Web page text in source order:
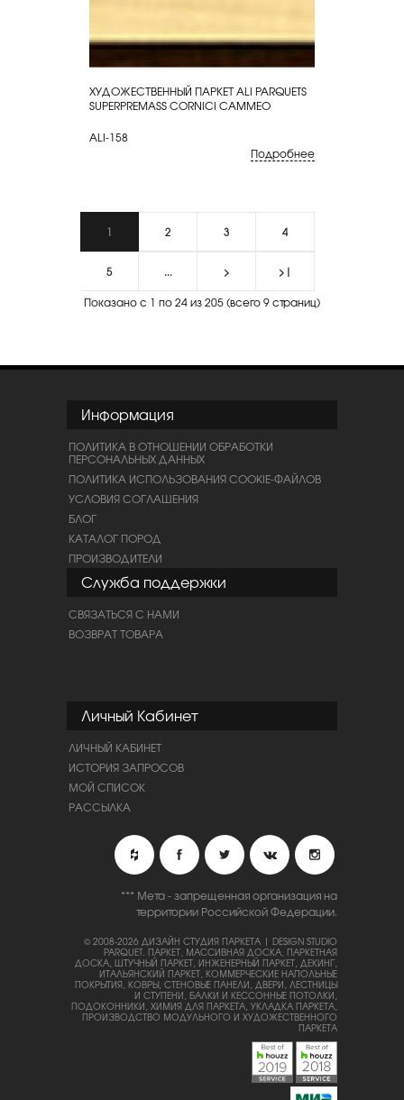
КУПИТЬ
ХУДОЖЕСТВЕННЫЙ ПАРКЕТ ALI PARQUETS
SUPERPREMASS CORNICI CAMMEO
ALI-158
Подробнее
1 2 3 4
5 ... > >|
Показано с 1 по 24 из 205 (всего 9 страниц)
Информация
ПОЛИТИКА В ОТНОШЕНИИ ОБРАБОТКИ
ПЕРСОНАЛЬНЫХ ДАННЫХ
ПОЛИТИКА ИСПОЛЬЗОВАНИЯ COOKIE-ФАЙЛОВ
УСЛОВИЯ СОГЛАШЕНИЯ
БЛОГ
КАТАЛОГ ПОРОД
ПРОИЗВОДИТЕЛИ
Служба поддержки
СВЯЗАТЬСЯ С НАМИ
ВОЗВРАТ ТОВАРА
Личный Кабинет
ЛИЧНЫЙ КАБИНЕТ
ИСТОРИЯ ЗАПРОСОВ
МОЙ СПИСОК
РАССЫЛКА
*** Мета - запрещенная организация на
территории Российской Федерации.
© 2008-2026 ДИЗАЙН СТУДИЯ ПАРКЕТА | DESIGN STUDIO
PARQUET. ПАРКЕТ, МАССИВНАЯ ДОСКА, ПАРКЕТНАЯ
ДОСКА, ШТУЧНЫЙ ПАРКЕТ, ИНЖЕНЕРНЫЙ ПАРКЕТ, ДЕКИНГ,
ИТАЛЬЯНСКИЙ ПАРКЕТ, КОММЕРЧЕСКИЕ НАПОЛЬНЫЕ
ПОКРЫТИЯ, КОВРЫ, СТЕНОВЫЕ ПАНЕЛИ, ДВЕРИ, ЛЕСТНИЦЫ
И СТУПЕНИ, БАЛКИ И КЕССОННЫЕ ПОТОЛКИ,
ПОДОКОННИКИ, ХИМИЯ ДЛЯ ПАРКЕТА, УКЛАДКА ПАРКЕТА,
ПРОИЗВОДСТВО МОДУЛЬНОГО И ХУДОЖЕСТВЕННОГО
ПАРКЕТА